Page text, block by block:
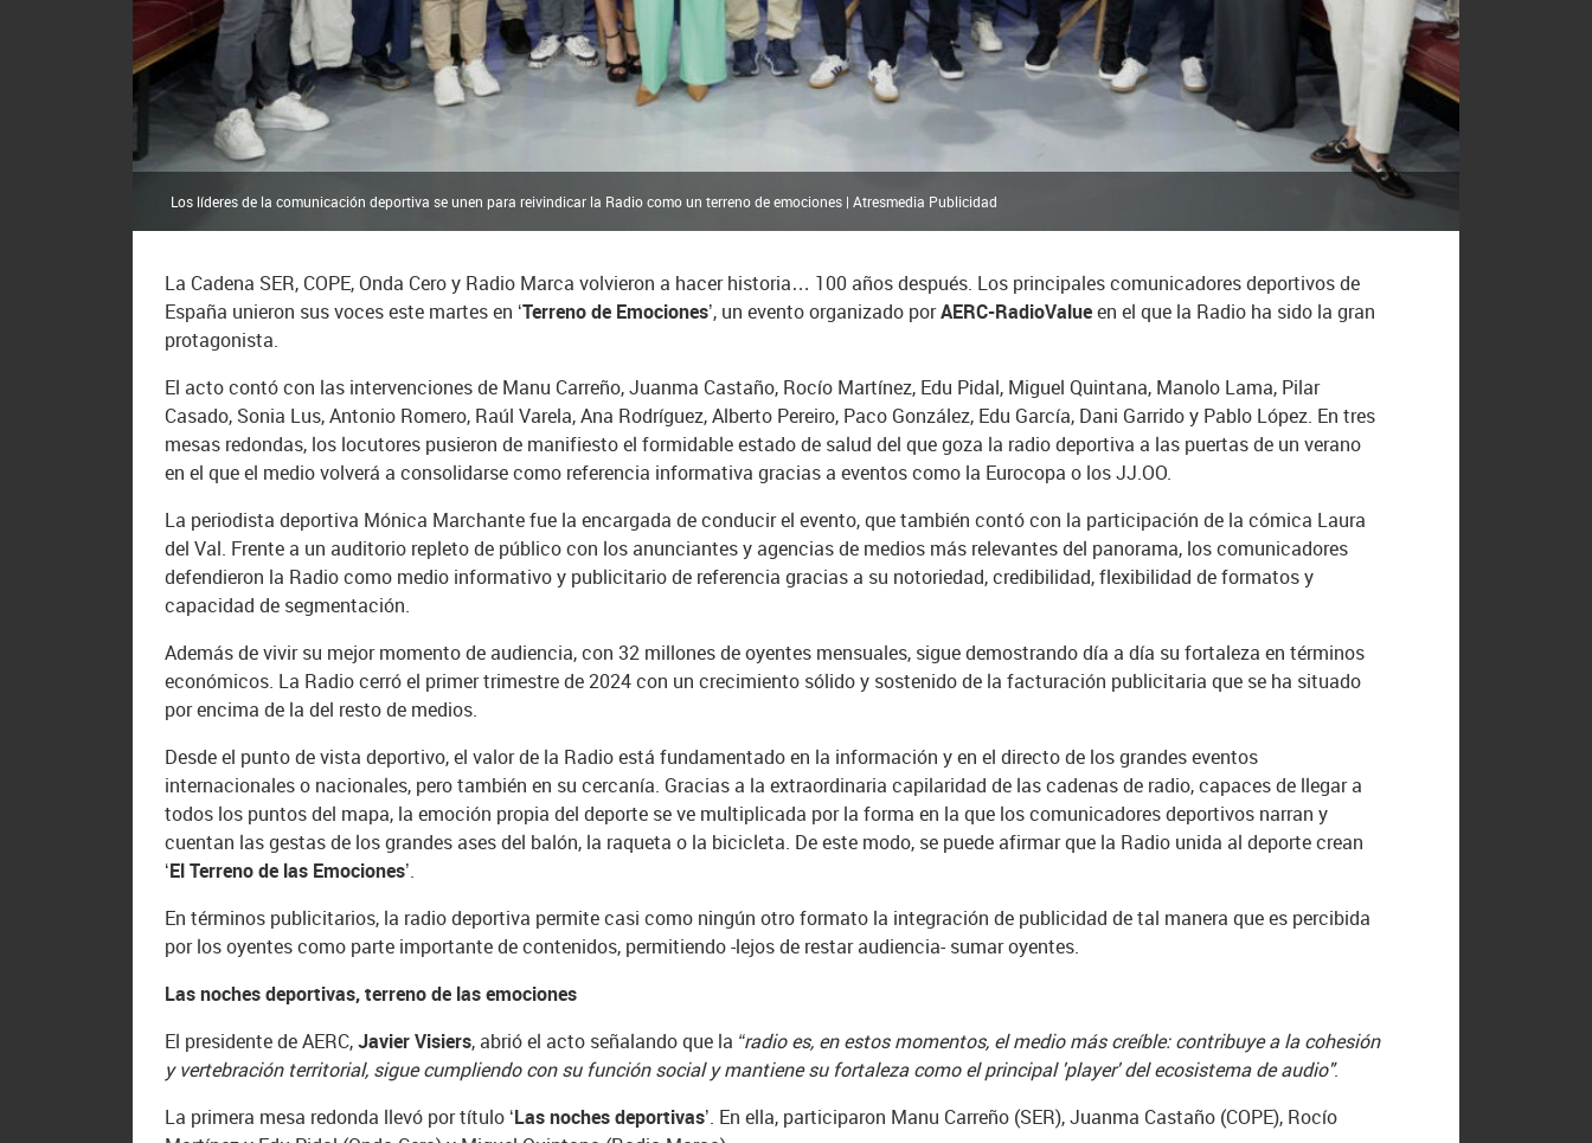
Los líderes de la comunicación deportiva se unen para reivindicar la Radio como un terreno de emociones | Atresmedia Publicidad
La Cadena SER, COPE, Onda Cero y Radio Marca volvieron a hacer historia… 100 años después. Los principales comunicadores deportivos de
España unieron sus voces este martes en ‘Terreno de Emociones’, un evento organizado porAERC-RadioValueen el que la Radio ha sido la gran
protagonista.
El acto contó con las intervenciones de Manu Carreño, Juanma Castaño, Rocío Martínez, Edu Pidal, Miguel Quintana, Manolo Lama, Pilar
Casado, Sonia Lus, Antonio Romero, Raúl Varela, Ana Rodríguez, Alberto Pereiro, Paco González, Edu García, Dani Garrido y Pablo López. En tres
mesas redondas, los locutores pusieron de manifiesto el formidable estado de salud del que goza la radio deportiva a las puertas de un verano
en el que el medio volverá a consolidarse como referencia informativa gracias a eventos como la Eurocopa o los JJ.OO.
La periodista deportiva Mónica Marchante fue la encargada de conducir el evento, que también contó con la participación de la cómica Laura
del Val. Frente a un auditorio repleto de público con los anunciantes y agencias de medios más relevantes del panorama, los comunicadores
defendieron la Radio como medio informativo y publicitario de referencia gracias a su notoriedad, credibilidad, flexibilidad de formatos y
capacidad de segmentación.
Además de vivir su mejor momento de audiencia, con 32 millones de oyentes mensuales, sigue demostrando día a día su fortaleza en términos
económicos. La Radio cerró el primer trimestre de 2024 con un crecimiento sólido y sostenido de la facturación publicitaria que se ha situado
por encima de la del resto de medios.
Desde el punto de vista deportivo, el valor de la Radio está fundamentado en la información y en el directo de los grandes eventos
internacionales o nacionales, pero también en su cercanía. Gracias a la extraordinaria capilaridad de las cadenas de radio, capaces de llegar a
todos los puntos del mapa, la emoción propia del deporte se ve multiplicada por la forma en la que los comunicadores deportivos narran y
cuentan las gestas de los grandes ases del balón, la raqueta o la bicicleta. De este modo, se puede afirmar que la Radio unida al deporte crean
‘El Terreno de las Emociones’.
En términos publicitarios, la radio deportiva permite casi como ningún otro formato la integración de publicidad de tal manera que es percibida
por los oyentes como parte importante de contenidos, permitiendo -lejos de restar audiencia- sumar oyentes.
Las noches deportivas, terreno de las emociones
El presidente de AERC,Javier Visiers, abrió el acto señalando que la “radio es, en estos momentos, el medio más creíble: contribuye a la cohesión
y vertebración territorial, sigue cumpliendo con su función social y mantiene su fortaleza como el principal 'player' del ecosistema de audio".
La primera mesa redonda llevó por título ‘Las noches deportivas’. En ella, participaron Manu Carreño (SER), Juanma Castaño (COPE), Rocío